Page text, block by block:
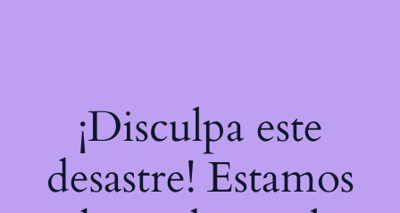
¡Disculpa este
desastre! Estamos